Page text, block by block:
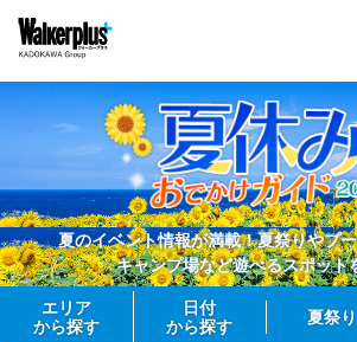
夏のイベント情報が満載！夏祭りやプ
キャンプ場など遊べるスポット
エリア
から探す
日付
から探す
夏祭り